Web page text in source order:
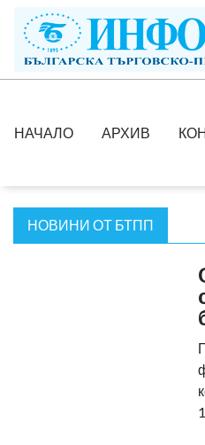
НАЧАЛО АРХИВ
НОВИНИ ОТ БТПП